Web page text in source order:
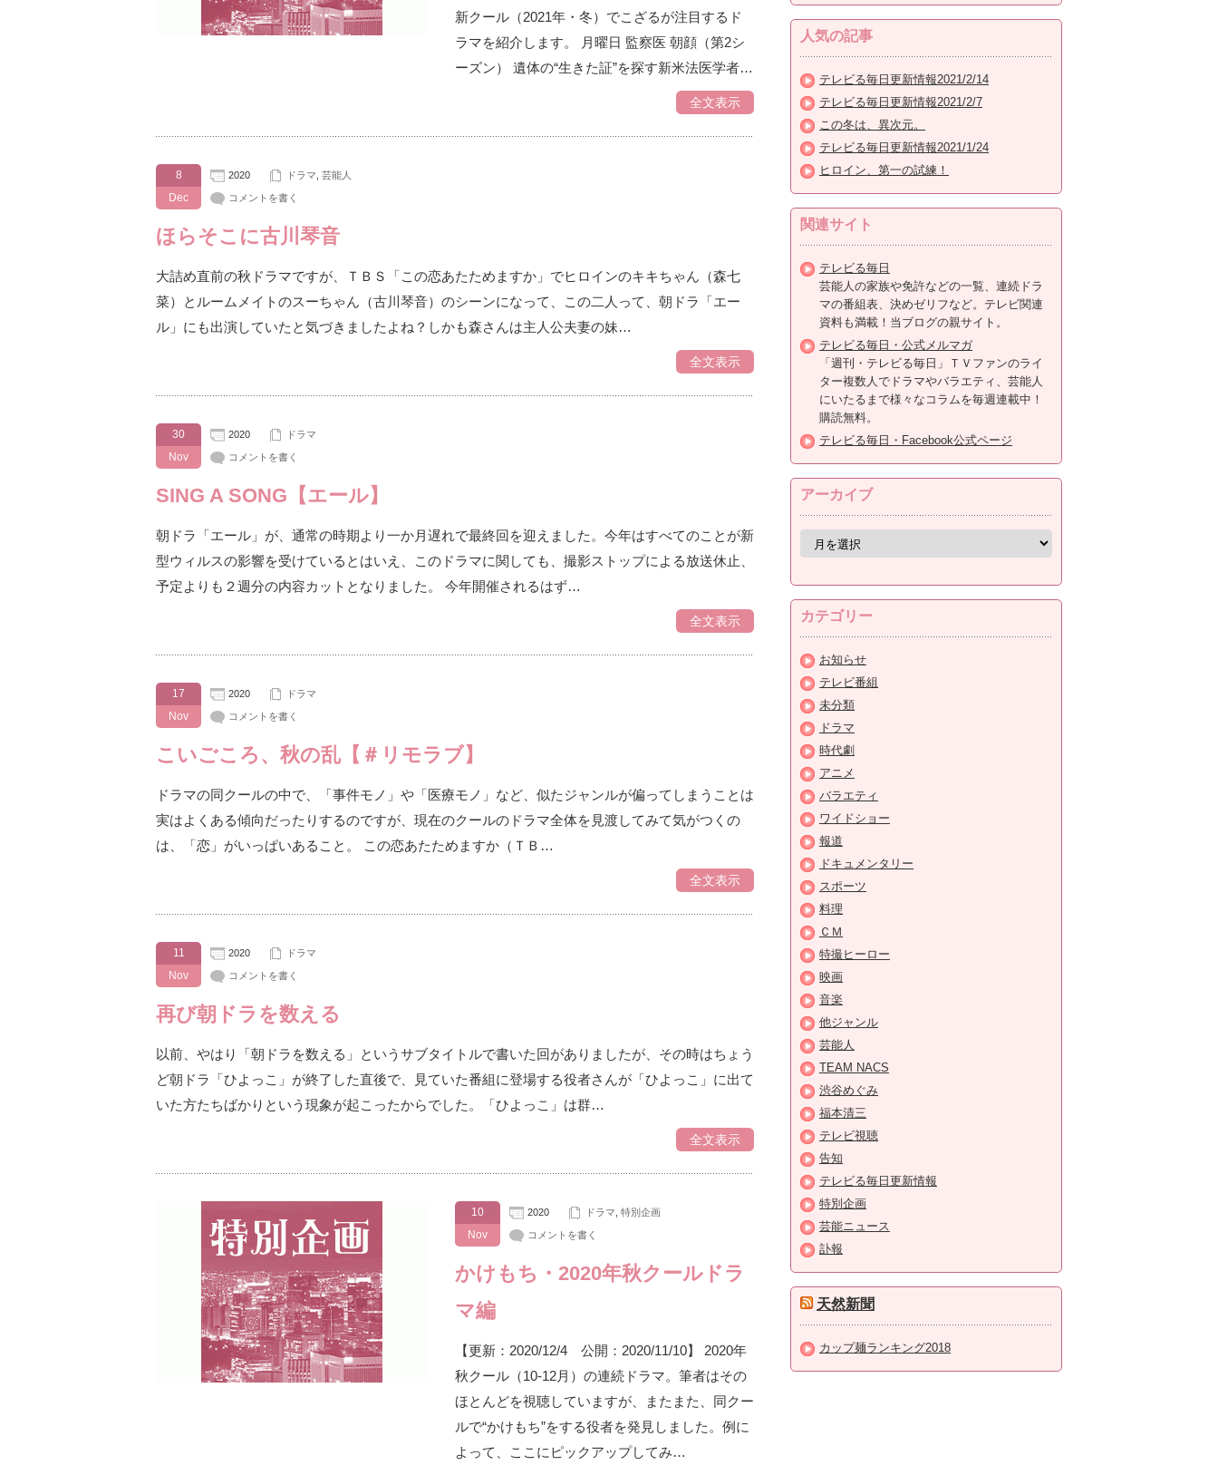
新クール（2021年・冬）でこざるが注目するド
ラマを紹介します。 月曜日 監察医 朝顔（第2シ
ーズン） 遺体の“生きた証”を探す新米法医学者…
全文表示
8
Dec
2020 ドラマ 芸能人
コメントを書く
ほらそこに古川琴音
大詰め直前の秋ドラマですが、ＴＢＳ「この恋あたためますか」でヒロインのキキちゃん（森七
菜）とルームメイトのスーちゃん（古川琴音）のシーンになって、この二人って、朝ドラ「エー
ル」にも出演していたと気づきましたよね？しかも森さんは主人公夫妻の妹…
全文表示
30
Nov
2020 ドラマ
コメントを書く
SING A SONG【エール】
朝ドラ「エール」が、通常の時期より一か月遅れで最終回を迎えました。今年はすべてのことが新
型ウィルスの影響を受けているとはいえ、このドラマに関しても、撮影ストップによる放送休止、
予定よりも２週分の内容カットとなりました。 今年開催されるはず…
全文表示
17
Nov
2020 ドラマ
コメントを書く
こいごころ、秋の乱【＃リモラブ】
ドラマの同クールの中で、「事件モノ」や「医療モノ」など、似たジャンルが偏ってしまうことは
実はよくある傾向だったりするのですが、現在のクールのドラマ全体を見渡してみて気がつくの
は、「恋」がいっぱいあること。 この恋あたためますか（ＴＢ…
全文表示
11
Nov
2020 ドラマ
コメントを書く
再び朝ドラを数える
以前、やはり「朝ドラを数える」というサブタイトルで書いた回がありましたが、その時はちょう
ど朝ドラ「ひよっこ」が終了した直後で、見ていた番組に登場する役者さんが「ひよっこ」に出て
いた方たちばかりという現象が起こったからでした。「ひよっこ」は群…
全文表示
10
Nov
2020 ドラマ 特別企画
コメントを書く
かけもち・2020年秋クールドラ
マ編
【更新：2020/12/4 公開：2020/11/10】 2020年
秋クール（10-12月）の連続ドラマ。筆者はその
ほとんどを視聴していますが、またまた、同クー
ルで“かけもち”をする役者を発見しました。例に
よって、ここにピックアップしてみ…
人気の記事
テレビる毎日更新情報2021/2/14
テレビる毎日更新情報2021/2/7
この冬は、異次元。
テレビる毎日更新情報2021/1/24
ヒロイン、第一の試練！
関連サイト
テレビる毎日
芸能人の家族や免許などの一覧、連続ドラ
マの番組表、決めゼリフなど。テレビ関連
資料も満載！当ブログの親サイト。
テレビる毎日・公式メルマガ
「週刊・テレビる毎日」ＴＶファンのライ
ター複数人でドラマやバラエティ、芸能人
にいたるまで様々なコラムを毎週連載中！
購読無料。
テレビる毎日・Facebook公式ページ
アーカイブ
ー
イ
ブ
カテゴリー
お知らせ
テレビ番組
未分類
ドラマ
時代劇
アニメ
バラエティ
ワイドショー
報道
ドキュメンタリー
スポーツ
料理
ＣＭ
特撮ヒーロー
映画
音楽
他ジャンル
芸能人
TEAM NACS
渋谷めぐみ
福本清三
テレビ視聴
告知
テレビる毎日更新情報
特別企画
芸能ニュース
訃報
天然新聞
カップ麺ランキング2018